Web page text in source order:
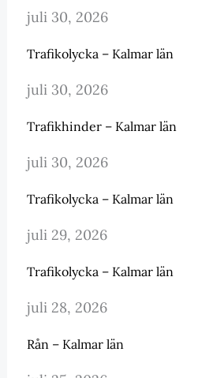
juli 30, 2026
Trafikolycka – Kalmar län
juli 30, 2026
Trafikhinder – Kalmar län
juli 30, 2026
Trafikolycka – Kalmar län
juli 29, 2026
Trafikolycka – Kalmar län
juli 28, 2026
Rån – Kalmar län